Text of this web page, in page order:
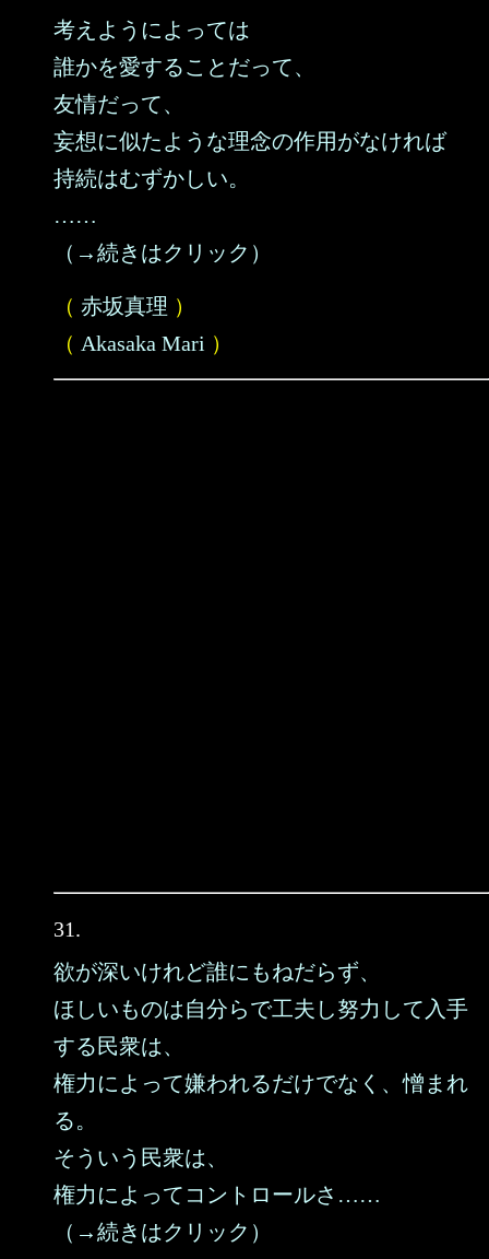
考えようによっては
誰かを愛することだって、
友情だって、
妄想に似たような理念の作用がなければ
持続はむずかしい。
……
（→続きはクリック）
（ 赤坂真理 ）
（ Akasaka Mari ）
31.
欲が深いけれど誰にもねだらず、
ほしいものは自分らで工夫し努力して入手
する民衆は、
権力によって嫌われるだけでなく、憎まれ
る。
そういう民衆は、
権力によってコントロールさ……
（→続きはクリック）